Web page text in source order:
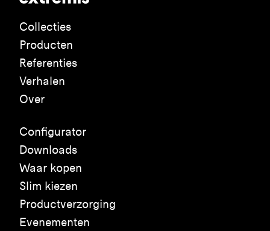
Collecties
Producten
Referenties
Verhalen
Over
Configurator
Downloads
Waar kopen
Slim kiezen
Productverzorging
Evenementen